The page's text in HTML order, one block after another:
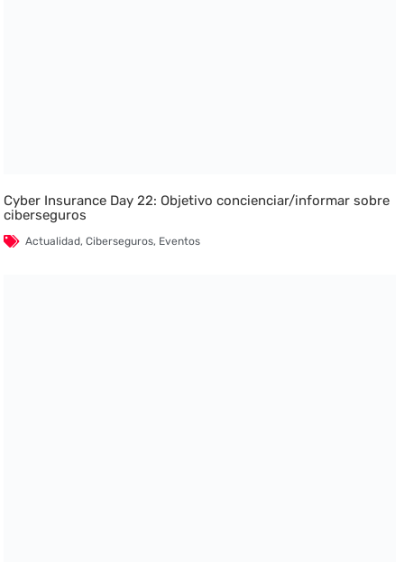
Cyber Insurance Day 22: Objetivo concienciar/informar sobre
ciberseguros
Actualidad,Ciberseguros, Eventos